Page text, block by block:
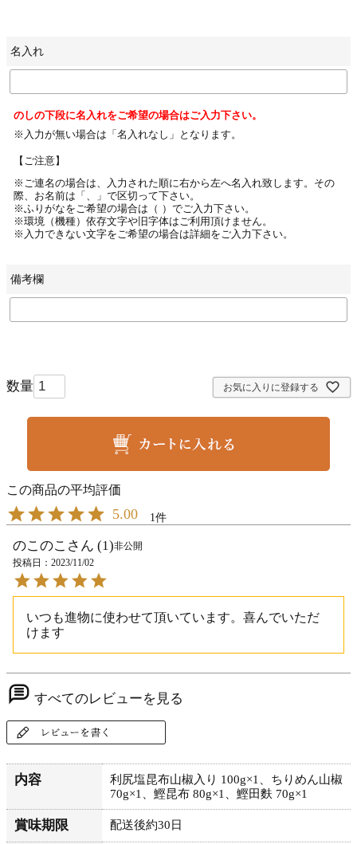
名入れ
のしの下段に名入れをご希望の場合はご入力下さい。
※入力が無い場合は「名入れなし」となります。
【ご注意】
※ご連名の場合は、入力された順に右から左へ名入れ致します。その
際、お名前は「、」で区切って下さい。
※ふりがなをご希望の場合は（ ）でご入力下さい。
※環境（機種）依存文字や旧字体はご利用頂けません。
※入力できない文字をご希望の場合は詳細をご入力下さい。
備考欄
お気に入りに登録する
5.00 1
のこのこ 1
非公開
投稿日
2023/11/02
いつも進物に使わせて頂いています。喜んでいただ
けます
すべてのレビューを見る
内容
利尻塩昆布山椒入り 100g×1、ちりめん山椒
70g×1、鰹昆布 80g×1、鰹田麩 70g×1
賞味期限 配送後約30日